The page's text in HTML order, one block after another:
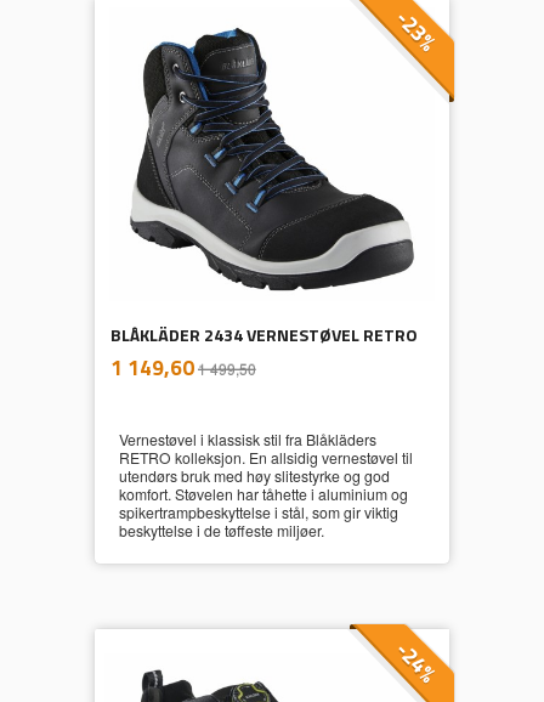
BLÅKLÄDER 2434 VERNESTØVEL RETRO
Tilbud
1 149,601 499,50
-23%
mva.
Vernestøvel i klassisk stil fra Blåkläders
RETRO kolleksjon. En allsidig vernestøvel til
utendørs bruk med høy slitestyrke og god
komfort. Støvelen har tåhette i aluminium og
spikertrampbeskyttelse i stål, som gir viktig
beskyttelse i de tøffeste miljøer.
-24%